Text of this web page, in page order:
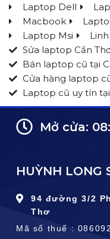
Laptop Dell
Macbook
Laptop Msi
Sửa laptop Cần
Bán laptop cũ tại
Cửa hàng laptop
Laptop cũ uy tín
Mở cửa:
HUỲNH LONG
94 đường 3/2
Thơ
Mã số thuế :